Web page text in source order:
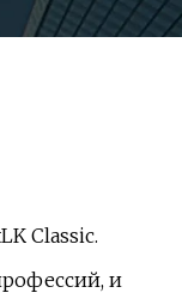
Classic.
и